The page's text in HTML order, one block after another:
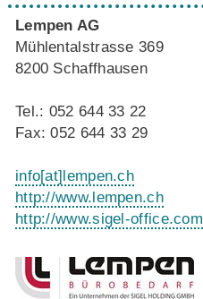
Lempen AG
Mühlentalstrasse 369
8200 Schaffhausen
Tel.: 052 644 33 22
Fax: 052 644 33 29
info[at]lempen.ch
http://www.lempen.ch
http://www.sigel-office.com